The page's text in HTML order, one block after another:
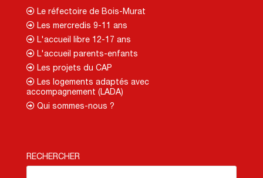
Le réfectoire de Bois-Murat
Les mercredis 9-11 ans
L'accueil libre 12-17 ans
L'accueil parents-enfants
Les projets du CAP
Les logements adaptés avec
accompagnement (LADA)
Qui sommes-nous ?
RECHERCHER